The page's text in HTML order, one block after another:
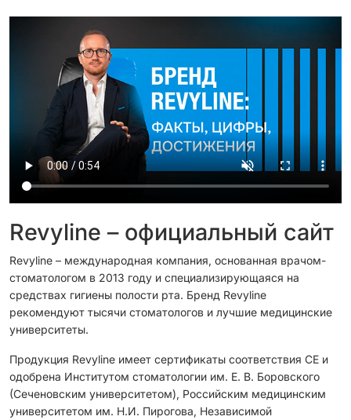
Revyline – официальный сайт
Revyline – международная компания, основанная врачом-
стоматологом в 2013 году и специализирующаяся на
средствах гигиены полости рта. Бренд Revyline
рекомендуют тысячи стоматологов и лучшие медицинские
университеты.
Продукция Revyline имеет сертификаты соответствия CЕ и
одобрена Институтом стоматологии им. Е. В. Боровского
(Сеченовским университетом), Российским медицинским
университетом им. Н.И. Пирогова, Независимой